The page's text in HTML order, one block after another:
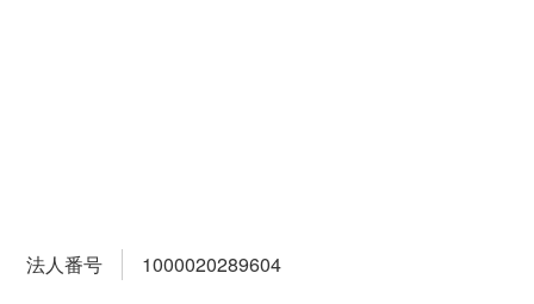
法人番号 1000020289604